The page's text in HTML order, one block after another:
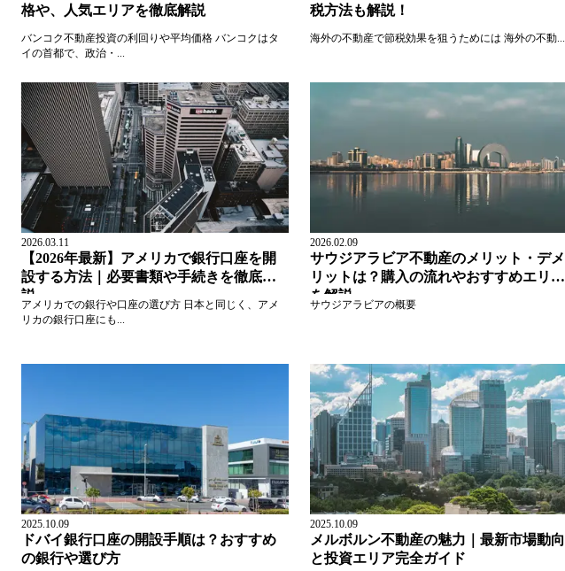
格や、人気エリアを徹底解説
バンコク不動産投資の利回りや平均価格 バンコクはタ
イの首都で、政治・...
税方法も解説！
海外の不動産で節税効果を狙うためには 海外の不動...
2026.03.11
【2026年最新】アメリカで銀行口座を開
設する方法｜必要書類や手続きを徹底解
説
アメリカでの銀行や口座の選び方 日本と同じく、アメ
リカの銀行口座にも...
2026.02.09
サウジアラビア不動産のメリット・デメ
リットは？購入の流れやおすすめエリア
を解説
サウジアラビアの概要
2025.10.09
ドバイ銀行口座の開設手順は？おすすめ
の銀行や選び方
2025.10.09
メルボルン不動産の魅力｜最新市場動向
と投資エリア完全ガイド